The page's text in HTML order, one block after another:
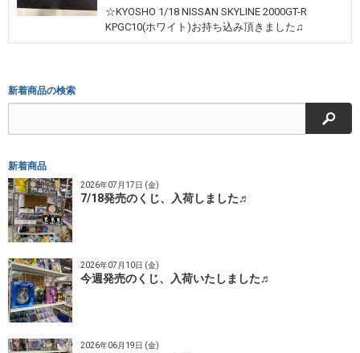
☆KYOSHO 1/18 NISSAN SKYLINE 2000GT-R
KPGC10(ホワイト)お持ち込み頂きました♫
新着商品の検索
検索
新着商品
2026年07月17日 (金)
7/18発売のくじ、入荷しました♬
2026年07月10日 (金)
今週発売のくじ、入荷いたしました♬
2026年06月19日 (金)